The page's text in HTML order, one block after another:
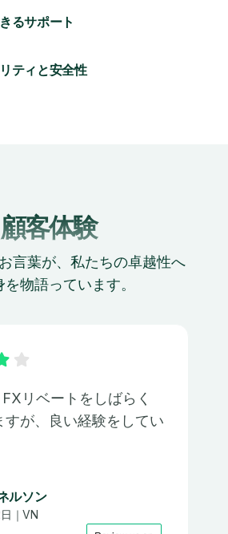
るサポート
ティと安全性
顧客体験
言葉が、私たちの卓越性へ
物語っています。
リベートをしばらく
すが、良い経験をしてい
ルソン
｜VN